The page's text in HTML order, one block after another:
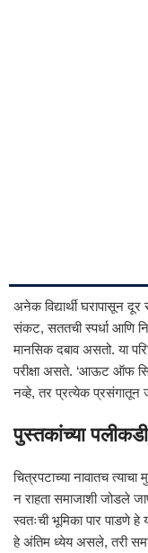
अनेक विद्यार्थी घरापासून
संकट, सततची स्पर्धा आणि
मानसिक दबाव असतो. या
परीक्षा असते. ‘आऊट ऑफ
नव्हे, तर प्रत्येक प्रसंगातून
पुस्तकांच्या
चित्रपटाच्या नावातच
न राहता समाजाशी जोडले
स्वतःची भूमिका पार पाडणे हे
हे अंतिम ध्येय असले, तरी